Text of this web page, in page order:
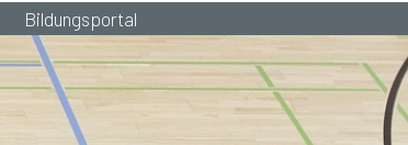
Bildungsportal